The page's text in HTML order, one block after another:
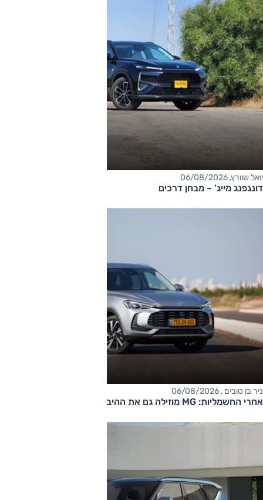
יואל שוורץ, 06/08/2026
דונגפנג מייג' – מבחן דרכים
ניר בן טובים , 06/08/2026
אחרי החשמליות: MG מוזילה גם את ההיברידיות